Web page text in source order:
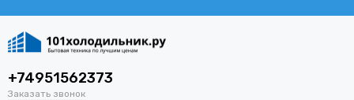
+74951562373
Заказать звонок